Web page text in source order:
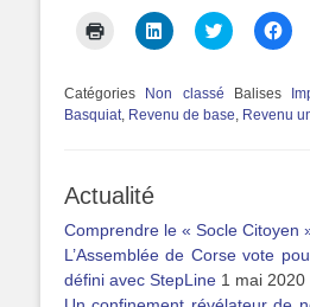
Cliquer
pour
une
nouvelle
fenêtre)
Cliquez
pour
LinkedIn(ouvre
dans
une
Cliquez
pour
dans
une une
Catégories Non classé Balises
Basquiat, Revenu de base, Revenu
Actualité
Comprendre le « Socle Citoyen
L’Assemblée de Corse vote
défini avec StepLine 1 mai 2020